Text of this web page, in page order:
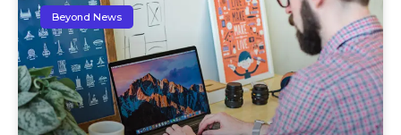
Beyond News